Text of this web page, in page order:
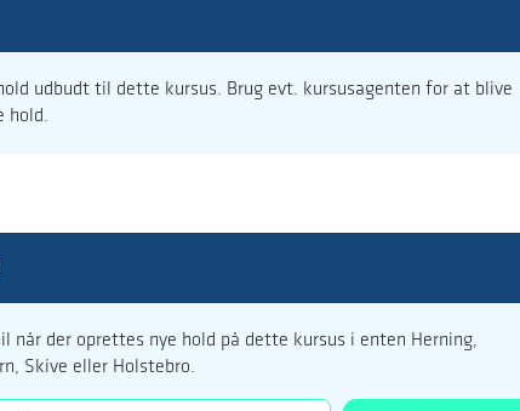
udbudt til dette kursus. Brug evt. kursusagenten for at blive
hold.
når der oprettes nye hold på dette kursus i enten Herning,
Skive eller Holstebro.